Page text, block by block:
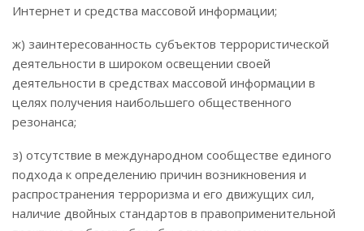
Интернет и средства массовой информации;
ж) заинтересованность субъектов террористической
деятельности в широком освещении своей
деятельности в средствах массовой информации в
целях получения наибольшего общественного
резонанса;
з) отсутствие в международном сообществе единого
подхода к определению причин возникновения и
распространения терроризма и его движущих сил,
наличие двойных стандартов в правоприменительной